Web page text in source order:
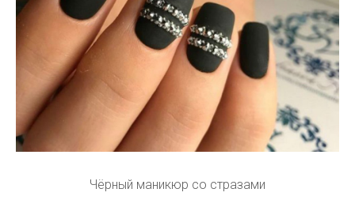
Чёрный маникюр со стразами